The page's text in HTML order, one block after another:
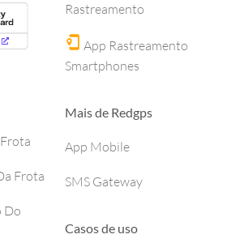
Frota
Do
Rastreamento
App Rastreamento
Smartphones
Mais de Redgps
App Mobile
SMS Gateway
Casos de uso